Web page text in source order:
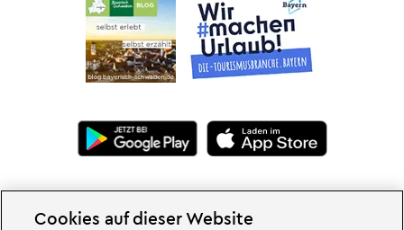
Cookies auf dieser Website